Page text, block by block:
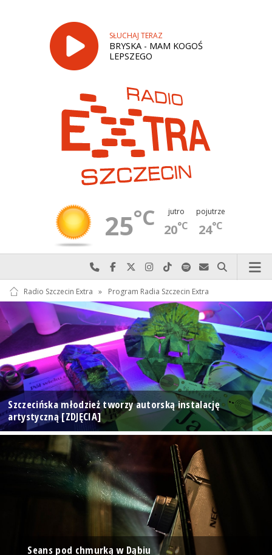
SŁUCHAJ TERAZ
BRYSKA - MAM KOGOŚ
LEPSZEGO
25°C jutro
20°C
pojutrze
24°C
Najlepiej po prostu do nas zadzwoń
Odwiedź nas na Facebook-u
Odwiedź nas na X
Odwiedź nas na Instagram-ie
Odwiedź nas na TikTok-u
Szukaj nas na Spotify
Wyślij do nas
Szukaj
Radio Szczecin Extra » Program Radia Szczecin Extra
Szczecińska młodzież tworzy autorską instalację
artystyczną [ZDJĘCIA]
Seans pod chmurką w Dąbiu